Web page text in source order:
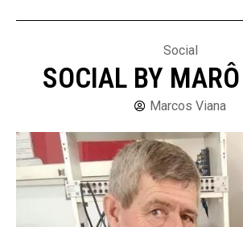
Social
SOCIAL BY
Marcos Viana